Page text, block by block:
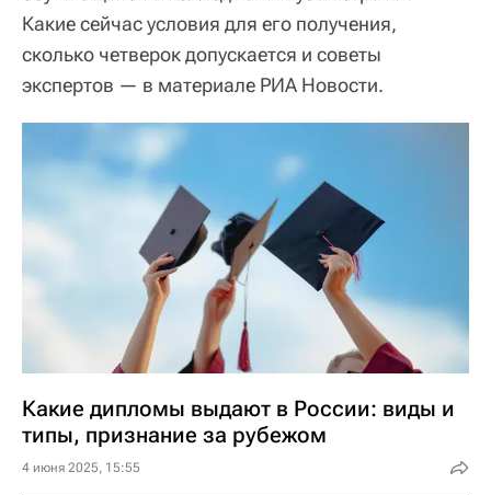
Какие сейчас условия для его получения,
сколько четверок допускается и советы
экспертов — в материале РИА Новости.
Какие дипломы выдают в России: виды и
типы, признание за рубежом
4 июня 2025, 15:55